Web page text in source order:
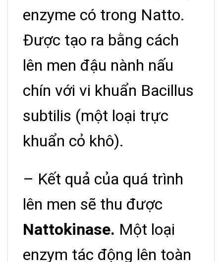
enzyme có trong Natto.
Được tạo ra bằng cách
lên men đậu nành nấu
chín với vi khuẩn Bacillus
subtilis (một loại trực
khuẩn cỏ khô).
– Kết quả của quá trình
lên men sẽ thu được
Nattokinase. Một loại
enzym tác động lên toàn